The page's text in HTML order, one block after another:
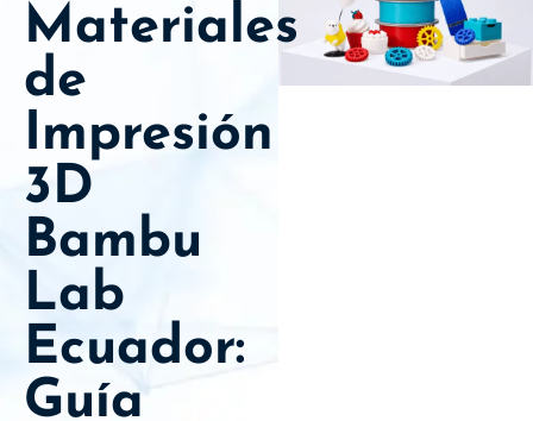
Materiales
de
Impresión
3D
Bambu
Lab
Ecuador:
Guía